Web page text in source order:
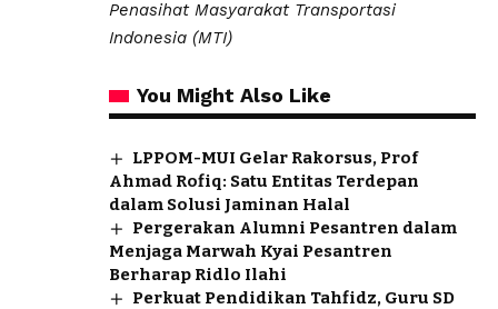
Penasihat Masyarakat Transportasi
Indonesia (MTI)
You Might Also Like
LPPOM-MUI Gelar Rakorsus, Prof
Ahmad Rofiq: Satu Entitas Terdepan
dalam Solusi Jaminan Halal
Pergerakan Alumni Pesantren dalam
Menjaga Marwah Kyai Pesantren
Berharap Ridlo Ilahi
Perkuat Pendidikan Tahfidz, Guru SD